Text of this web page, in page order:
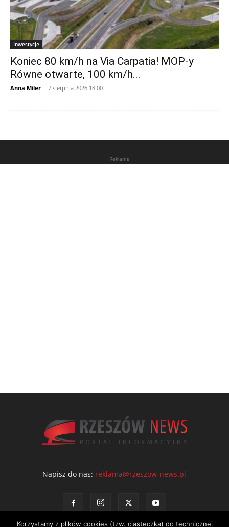
Inwestycje
Koniec 80 km/h na Via Carpatia! MOP-y
Równe otwarte, 100 km/h...
Anna Miler - 7 sierpnia 2026 18:00
Reklama
Napisz do nas: reklama@rzeszow-news.pl
Korzystamy z plików cookies (tzw. ciasteczka) do technicznej